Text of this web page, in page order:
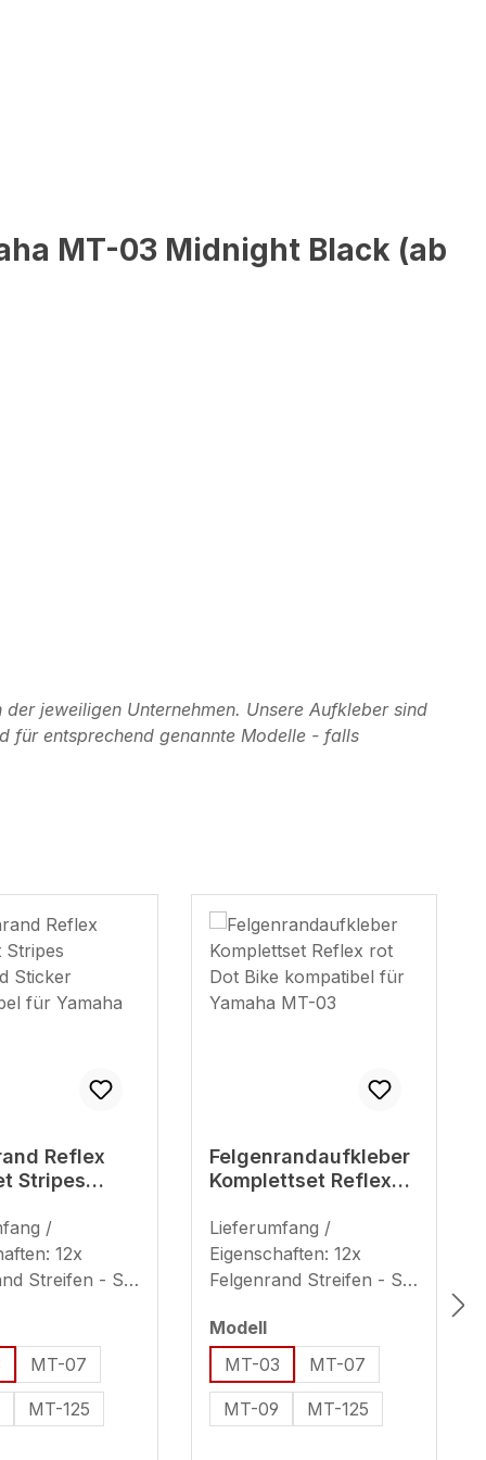
MT-03 Midnight Black (ab
jeweiligen Unternehmen. Unsere Aufkleber sind
für entsprechend genannte Modelle - falls
Reflex
Stripes
für
MT-03
/
12x
Streifen - Set
(plus 8x
geeignet
(Streifenbreite
Hinweis zur
MT-07
MT-125
Felgenrandaufkleber
Komplettset Reflex
kompatibel für
Yamaha MT-03
Lieferumfang /
Eigenschaften: 12x
Felgenrand Streifen - Set
Motorradfelgen (plus 8x
Ersatzstreifen) geeignet
für 17 Zoll (Streifenbreite
- ca. 7 mm) Hinweis zur
Modellauswählen
MT-03
MT-07
MT-09 MT-125